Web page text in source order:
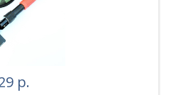
р.